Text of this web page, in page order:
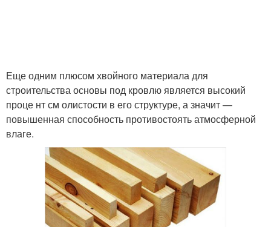
Еще одним плюсом хвойного материала для
строительства основы под кровлю является высокий
проце нт см олистости в его структуре, а значит —
повышенная способность противостоять атмосферной
влаге.